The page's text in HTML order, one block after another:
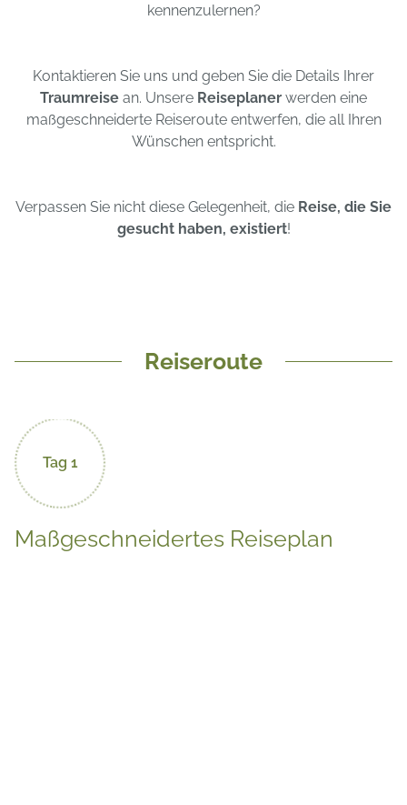
kennenzulernen?
Kontaktieren Sie uns und geben Sie die Details Ihrer
Traumreise an. Unsere Reiseplaner werden eine
maßgeschneiderte Reiseroute entwerfen, die all Ihren
Wünschen entspricht.
Verpassen Sie nicht diese Gelegenheit, die Reise, die Sie
gesucht haben, existiert!
Reiseroute
Maßgeschneidertes Reiseplan
Tag 1